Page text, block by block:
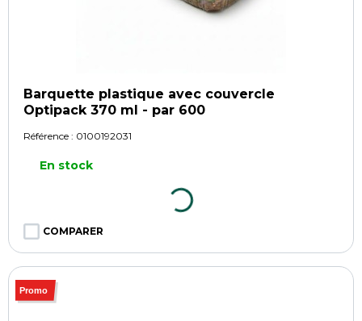
Barquette plastique avec couvercle
Optipack 370 ml - par 600
Référence : 0100192031
En stock
COMPARER
Promo